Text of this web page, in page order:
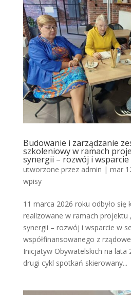
Budowanie i zarządzanie
szkoleniowy w ramach
synergii – rozwój i wsparcie
utworzone przez admin | mar
wpisy
11 marca 2026 roku odbyło się
realizowane w ramach projektu
synergii – rozwój i wsparcie w
współfinansowanego z
Inicjatyw Obywatelskich na lata
drugi cykl spotkań skierowany...